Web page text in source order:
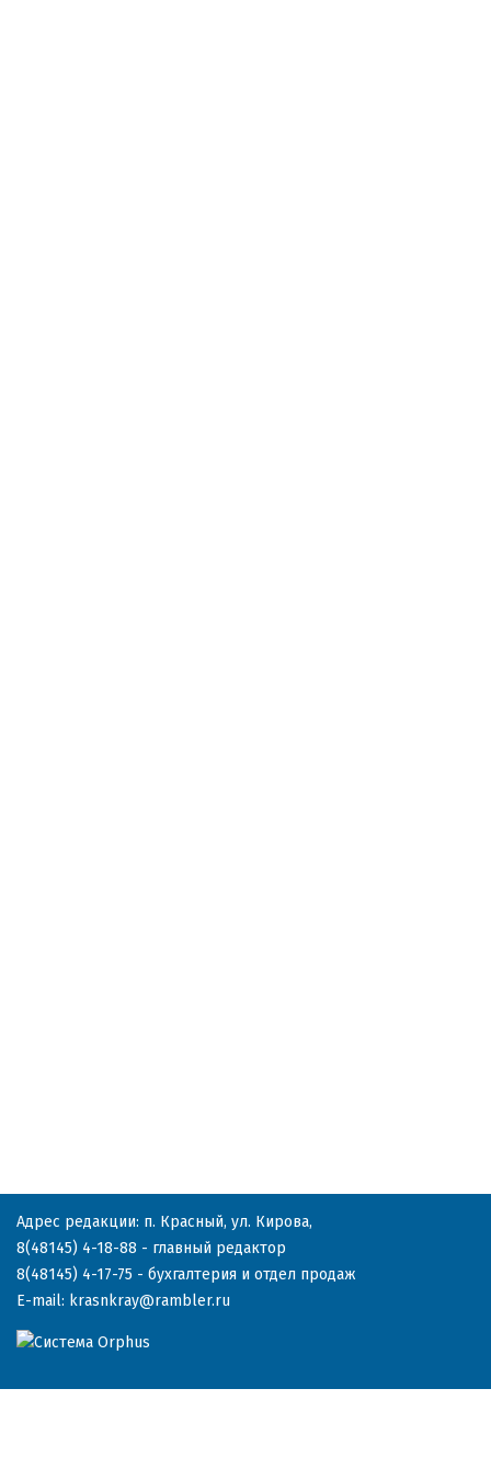
Адрес редакции: п. Красный, ул. Кирова,
8(48145) 4-18-88 - главный редактор
8(48145) 4-17-75 - бухгалтерия и отдел продаж
E-mail: krasnkray@rambler.ru